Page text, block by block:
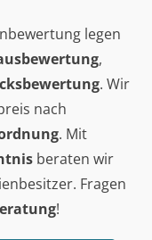
legen
,
. Wir
nach
. Mit
beraten wir
Fragen
!